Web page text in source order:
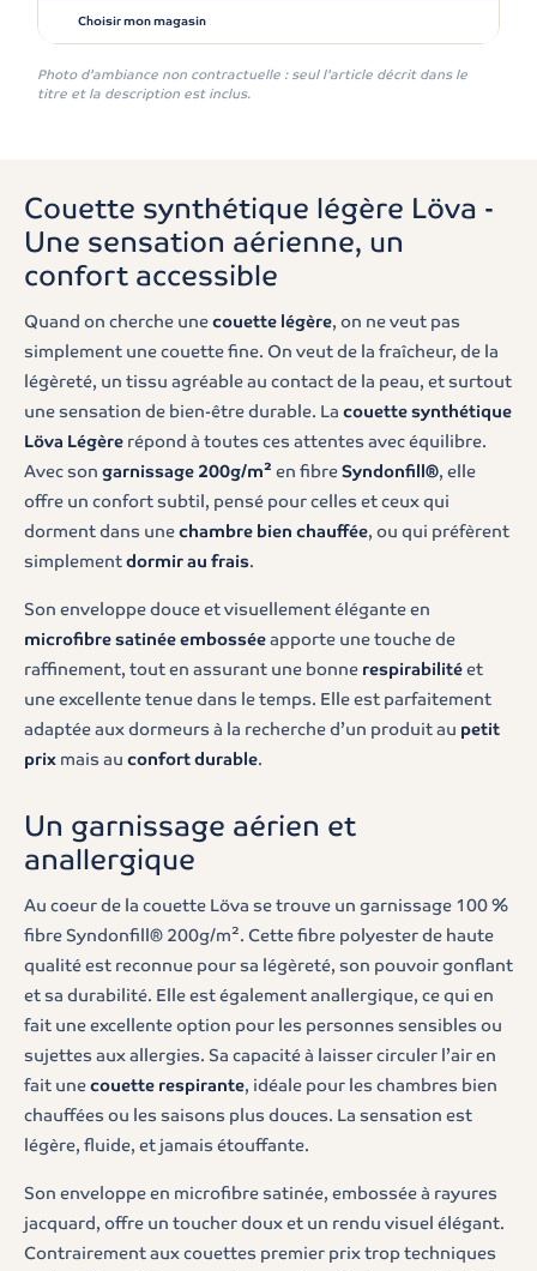
Choisir mon magasin
Photo d'ambiance non contractuelle : seul l'article décrit dans le
titre et la description est inclus.
Couette synthétique légère Löva -
Une sensation aérienne, un
confort accessible
Quand on cherche unecouette légère, on ne veut pas
simplement une couette fine. On veut de la fraîcheur, de la
légèreté, un tissu agréable au contact de la peau, et surtout
une sensation de bien-être durable. La couette synthétique
Löva Légèrerépond à toutes ces attentes avec équilibre.
Avec son garnissage 200g/m² en fibreSyndonfill®, elle
offre un confort subtil, pensé pour celles et ceux qui
dorment dans unechambre bien chauffée, ou qui préfèrent
simplementdormir au frais.
Son enveloppe douce et visuellement élégante en
microfibre satinée embosséeapporte une touche de
raffinement, tout en assurant une bonne respirabilitéet
une excellente tenue dans le temps. Elle est parfaitement
adaptée aux dormeurs à la recherche d’un produit au petit
prixmais au confort durable.
Un garnissage aérien et
anallergique
Au coeur de la couette Löva se trouve un garnissage 100 %
fibre Syndonfill® 200g/m². Cette fibre polyester de haute
qualité est reconnue pour sa légèreté, son pouvoir gonflant
et sa durabilité. Elle est également anallergique, ce qui en
fait une excellente option pour les personnes sensibles ou
sujettes aux allergies. Sa capacité à laisser circuler l’air en
fait unecouette respirante, idéale pour les chambres bien
chauffées ou les saisons plus douces. La sensation est
légère, fluide, et jamais étouffante.
Son enveloppe en microfibre satinée, embossée à rayures
jacquard, offre un toucher doux et un rendu visuel élégant.
Contrairement aux couettes premier prix trop techniques